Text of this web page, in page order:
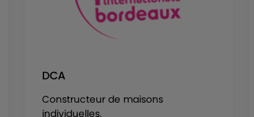
DCA
Constructeur de maisons
individuelles.